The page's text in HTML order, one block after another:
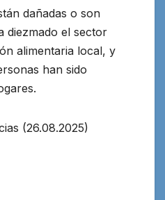
dañadas o son
diezmado el sector
alimentaria local, y
han sido
(26.08.2025)